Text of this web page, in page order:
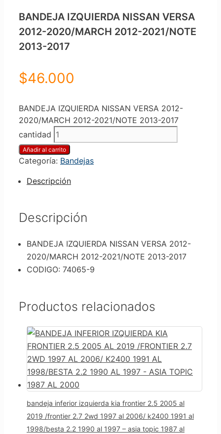
BANDEJA IZQUIERDA NISSAN VERSA
2012-2020/MARCH 2012-2021/NOTE
2013-2017
$46.000
BANDEJA IZQUIERDA NISSAN VERSA 2012-
2020/MARCH 2012-2021/NOTE 2013-2017
cantidad
Añadir al carrito
Categoría: Bandejas
Descripción
Descripción
BANDEJA IZQUIERDA NISSAN VERSA 2012-
2020/MARCH 2012-2021/NOTE 2013-2017
CODIGO: 74065-9
Productos relacionados
bandeja inferior izquierda kia frontier 2.5 2005 al
2019 /frontier 2.7 2wd 1997 al 2006/ k2400 1991 al
1998/besta 2.2 1990 al 1997 – asia topic 1987 al